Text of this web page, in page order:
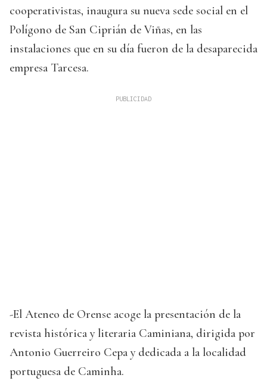
cooperativistas, inaugura su nueva sede social en el
Polígono de San Ciprián de Viñas, en las
instalaciones que en su día fueron de la desaparecida
empresa Tarcesa.
-El Ateneo de Orense acoge la presentación de la
revista histórica y literaria Caminiana, dirigida por
Antonio Guerreiro Cepa y dedicada a la localidad
portuguesa de Caminha.